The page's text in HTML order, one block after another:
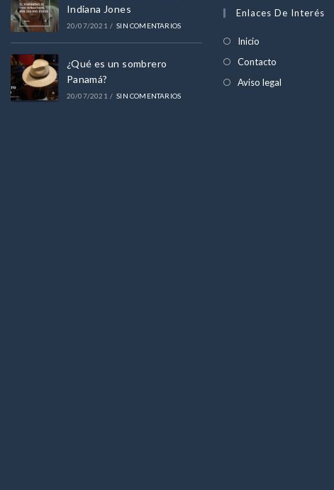
Indiana Jones
20/07/2021 / SIN COMENTARIOS
¿Qué es un sombrero
Panamá?
20/07/2021 / SIN COMENTARIOS
pestaña
nueva
una
en
Enlaces De Interés
Inicio
Contacto
Aviso legal